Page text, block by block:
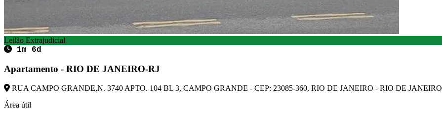
Leilão Extrajudicial
1m 6d
Apartamento - RIO DE JANEIRO-RJ
RUA CAMPO GRANDE,N. 3740 APTO. 104 BL 3, CAMPO GRANDE - CEP: 23085-360, RIO DE JANEIRO - RIO DE JANEIRO
Área útil